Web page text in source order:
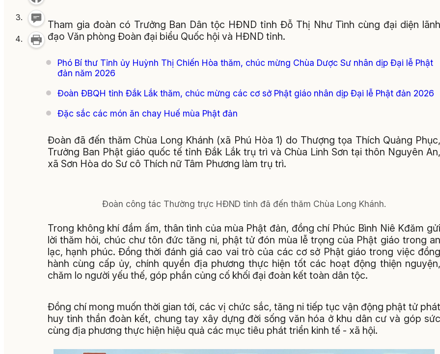
Tham gia đoàn có Trưởng Ban Dân tộc HĐND tỉnh Đỗ Thị Như Tình cùng đại diện lãnh
đạo Văn phòng Đoàn đại biểu Quốc hội và HĐND tỉnh.
Phó Bí thư Tỉnh ủy Huỳnh Thị Chiến Hòa thăm, chúc mừng Chùa Dược Sư nhân dịp Đại lễ Phật
đản năm 2026
Đoàn ĐBQH tỉnh Đắk Lắk thăm, chúc mừng các cơ sở Phật giáo nhân dịp Đại lễ Phật đản 2026
Đặc sắc các món ăn chay Huế mùa Phật đản
Đoàn đã đến thăm Chùa Long Khánh (xã Phú Hòa 1) do Thượng tọa Thích Quảng Phục,
Trưởng Ban Phật giáo quốc tế tỉnh Đắk Lắk trụ trì và Chùa Linh Sơn tại thôn Nguyên An,
xã Sơn Hòa do Sư cô Thích nữ Tâm Phương làm trụ trì.
Đoàn công tác Thường trực HĐND tỉnh đã đến thăm Chùa Long Khánh.
Trong không khí đầm ấm, thân tình của mùa Phật đản, đồng chí Phúc Bình Niê Kđăm gửi
lời thăm hỏi, chúc chư tôn đức tăng ni, phật tử đón mùa lễ trọng của Phật giáo trong an
lạc, hạnh phúc. Đồng thời đánh giá cao vai trò của các cơ sở Phật giáo trong việc đồng
hành cùng cấp ủy, chính quyền địa phương thực hiện tốt các hoạt động thiện nguyện,
chăm lo người yếu thế, góp phần củng cố khối đại đoàn kết toàn dân tộc.
Đồng chí mong muốn thời gian tới, các vị chức sắc, tăng ni tiếp tục vận động phật tử phát
huy tinh thần đoàn kết, chung tay xây dựng đời sống văn hóa ở khu dân cư và góp sức
cùng địa phương thực hiện hiệu quả các mục tiêu phát triển kinh tế - xã hội.